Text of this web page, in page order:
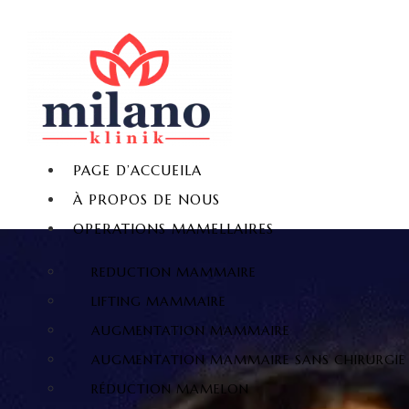
PAGE D’ACCUEILA
À PROPOS DE NOUS
OPERATIONS MAMELLAIRES
REDUCTION MAMMAIRE
LIFTING MAMMAIRE
AUGMENTATION MAMMAIRE
AUGMENTATION MAMMAIRE SANS CHIRURGIE
RÉDUCTION MAMELON